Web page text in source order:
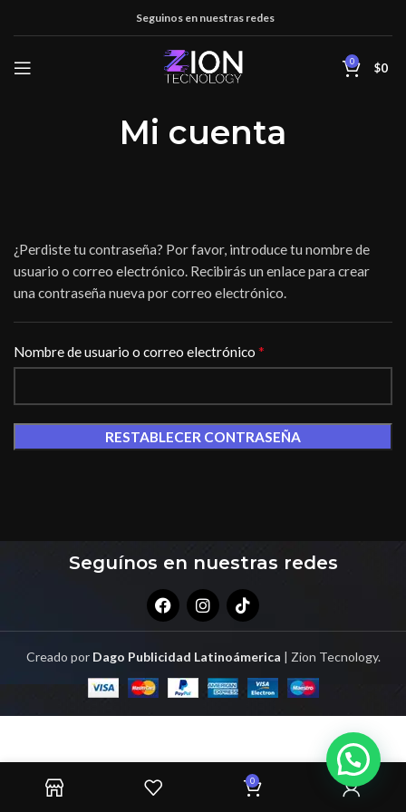
Seguinos en nuestras redes
0 $0
Mi cuenta
¿Perdiste tu contraseña? Por favor, introduce tu nombre de
usuario o correo electrónico. Recibirás un enlace para crear
una contraseña nueva por correo electrónico.
Nombre de usuario o correo electrónico *
RESTABLECER CONTRASEÑA
Seguínos en nuestras redes
Creado por Dago Publicidad Latinoámerica | Zion Tecnology.
0